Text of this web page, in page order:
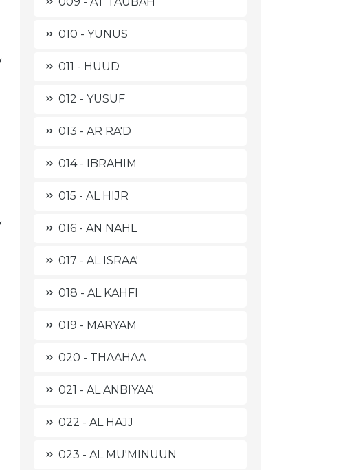
010 - YUNUS
011 - HUUD
012 - YUSUF
013 - AR RA'D
014 - IBRAHIM
015 - AL HIJR
016 - AN NAHL
017 - AL ISRAA'
018 - AL KAHFI
019 - MARYAM
020 - THAAHAA
021 - AL ANBIYAA'
022 - AL HAJJ
023 - AL MU'MINUUN